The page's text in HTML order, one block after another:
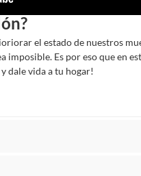
el estado de nuestros
imposible. Es por eso que en
dale vida a tu hogar!